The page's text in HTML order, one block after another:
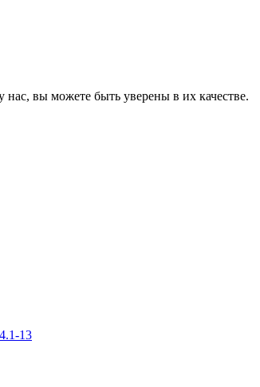
вы можете быть уверены в их качестве.
13